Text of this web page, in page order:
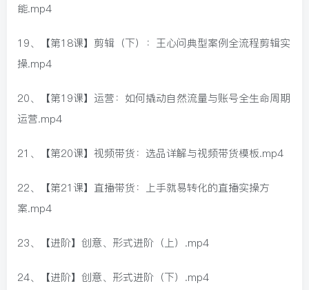
能.mp4
19、【第18课】剪辑（下）：王心问典型案例全流程剪辑实
操.mp4
20、【第19课】运营：如何撬动自然流量与账号全生命周期
运营.mp4
21、【第20课】视频带货：选品详解与视频带货模板.mp4
22、【第21课】直播带货：上手就易转化的直播实操方
案.mp4
23、【进阶】创意、形式进阶（上）.mp4
24、【进阶】创意、形式进阶（下）.mp4